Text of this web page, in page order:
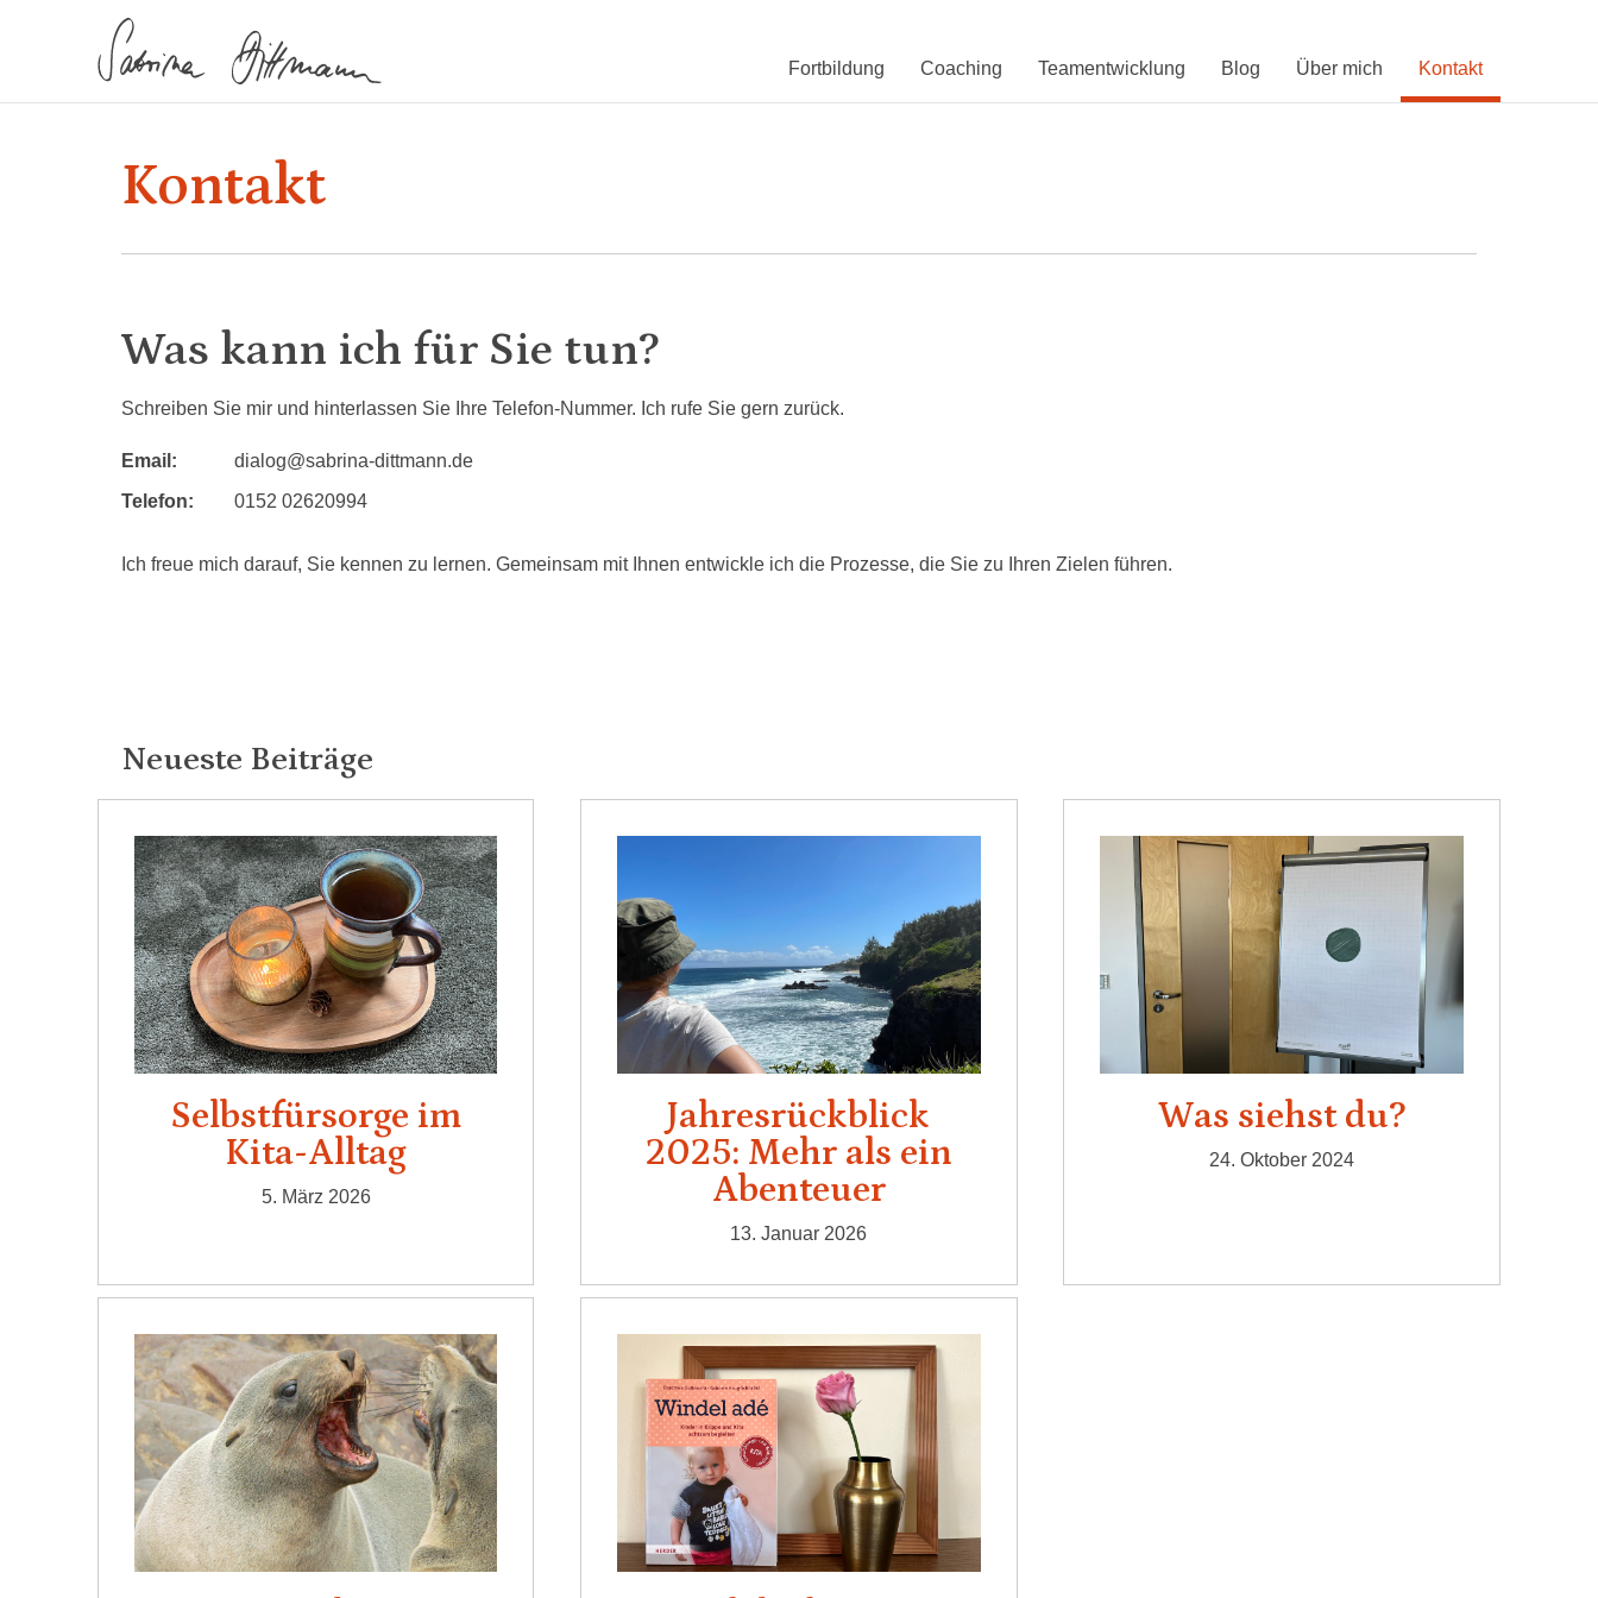
Sabrina
Dittmann
Fortbildung Coaching Teamentwicklung Blog Über mich Kontakt
Kontakt
Was kann ich für Sie tun?
Schreiben Sie mir und hinterlassen Sie Ihre Telefon-Nummer. Ich rufe Sie gern zurück.
Email:
dialog@sabrina-dittmann.de
Telefon:
0152 02620994
Ich freue mich darauf, Sie kennen zu lernen. Gemeinsam mit Ihnen entwickle ich die Prozesse, die Sie zu Ihren Zielen führen.
Neueste Beiträge
Selbstfürsorge im
Kita-Alltag
5. März 2026
Jahresrückblick
2025: Mehr als ein
Abenteuer
13. Januar 2026
Was siehst du?
24. Oktober 2024